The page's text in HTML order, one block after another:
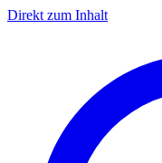
Direkt zum Inhalt